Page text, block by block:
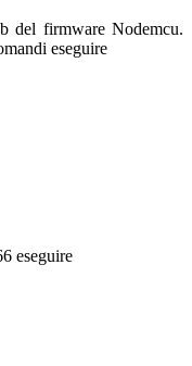
del firmware Nodemcu.
eseguire
eseguire